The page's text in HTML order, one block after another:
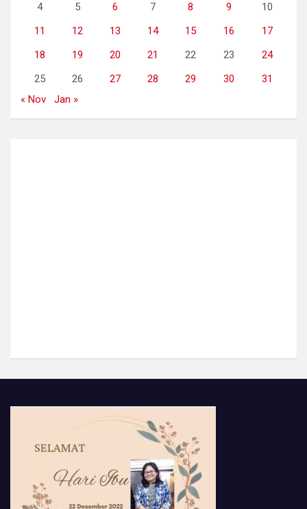
4
5 6 7 8 9
10
11
12 13 14 15 16
17
18
19 20 21 22 23
24
25
26 27 28 29 30
31
« Nov
Jan »